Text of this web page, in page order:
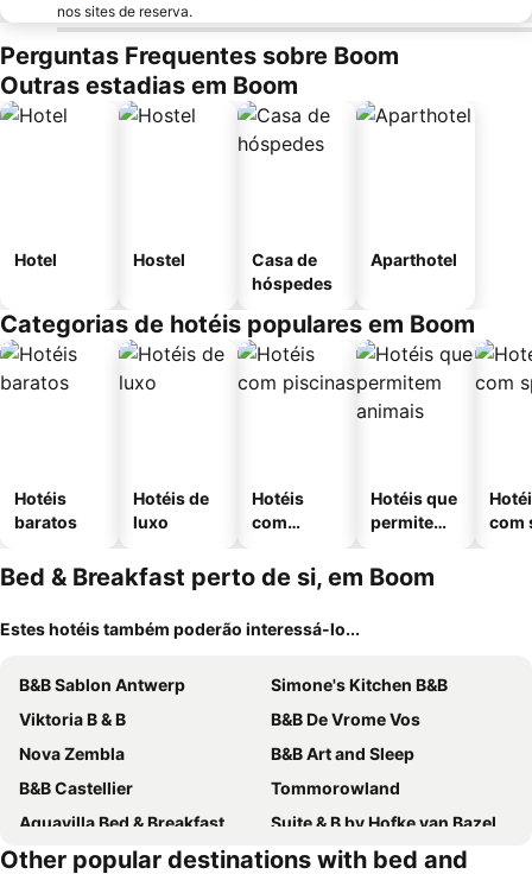
nos sites de reserva.
Perguntas Frequentes sobre Boom
Outras estadias em Boom
Hotel Hostel
Casa de
hóspedes
Aparthotel
Categorias de hotéis populares em Boom
Hotéis
baratos
Hotéis de
luxo
Hotéis
com
Hotéis que
permitem
com
Bed & Breakfast perto de si, em Boom
Estes hotéis também poderão interessá-lo...
B&B Sablon Antwerp
Simone's Kitchen B&B
Viktoria B & B
B&B De Vrome Vos
Nova Zembla
B&B Art and Sleep
B&B Castellier
Tommorowland
Aquavilla Bed & Breakfast
Suite & B by Hofke van Bazel
B&B Expo House
ScraB&Ble Ecologische gastenkamers
Other popular destinations with bed and